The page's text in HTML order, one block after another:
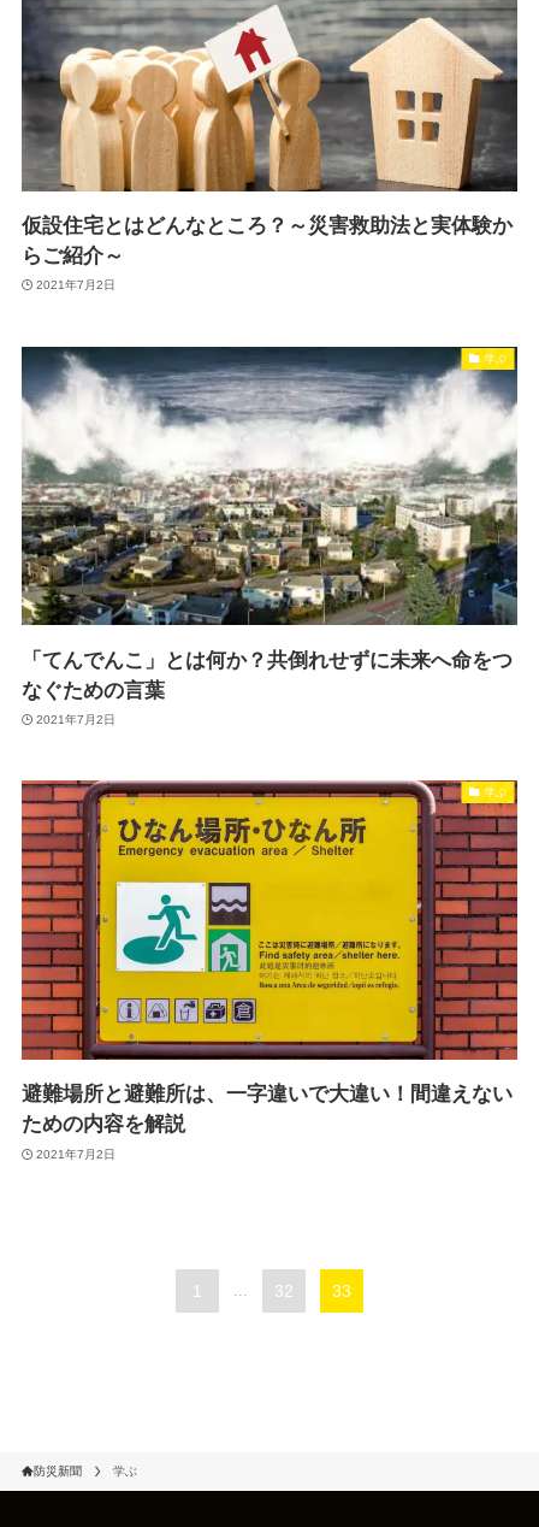
仮設住宅とはどんなところ？～災害救助法と実体験か
らご紹介～
2021年7月2日
学ぶ
「てんでんこ」とは何か？共倒れせずに未来へ命をつ
なぐための言葉
2021年7月2日
学ぶ
避難場所と避難所は、一字違いで大違い！間違えない
ための内容を解説
2021年7月2日
1 ... 32 33
防災新聞 学ぶ